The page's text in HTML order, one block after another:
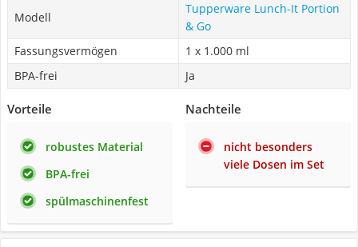
Modell
Tupperware Lunch-It Portion
& Go
Fassungsvermögen
1 x 1.000 ml
BPA-frei
Ja
Vorteile
robustes Material
BPA-frei
spülmaschinenfest
Nachteile
nicht besonders
viele Dosen im Set